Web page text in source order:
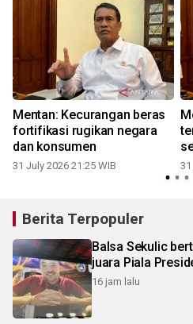
Mentan: Kecurangan beras
fortifikasi rugikan negara
dan konsumen
31 July 2026 21:25 WIB 31
Berita Terpopuler
Balsa Sekulic
juara Piala
16 jam lalu